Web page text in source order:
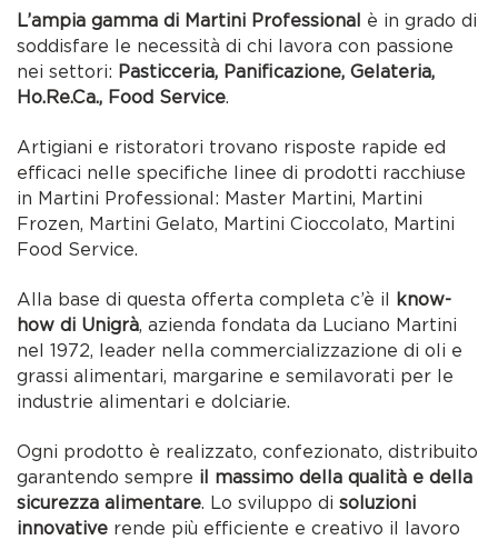
L’ampia gamma di Martini Professional è in grado di
soddisfare le necessità di chi lavora con passione
nei settori: Pasticceria, Panificazione, Gelateria,
Ho.Re.Ca., Food Service.
Artigiani e ristoratori trovano risposte rapide ed
efficaci nelle specifiche linee di prodotti racchiuse
in Martini Professional: Master Martini, Martini
Frozen, Martini Gelato, Martini Cioccolato, Martini
Food Service.
Alla base di questa offerta completa c’è il know-
how di Unigrà, azienda fondata da Luciano Martini
nel 1972, leader nella commercializzazione di oli e
grassi alimentari, margarine e semilavorati per le
industrie alimentari e dolciarie.
Ogni prodotto è realizzato, confezionato, distribuito
garantendo sempre il massimo della qualità e della
sicurezza alimentare. Lo sviluppo disoluzioni
innovative rende più efficiente e creativo il lavoro